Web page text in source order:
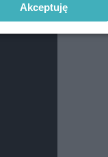
Akceptuję